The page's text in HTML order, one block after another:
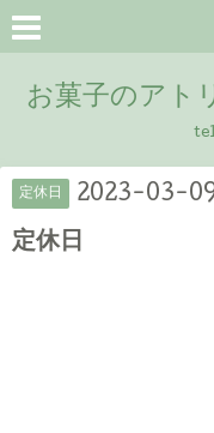
お菓子のア
定休日 2023-03-
定休日